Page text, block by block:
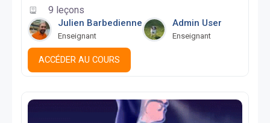
9 leçons
Julien Barbedienne
Enseignant
Admin User
Enseignant
ACCÉDER AU COURS